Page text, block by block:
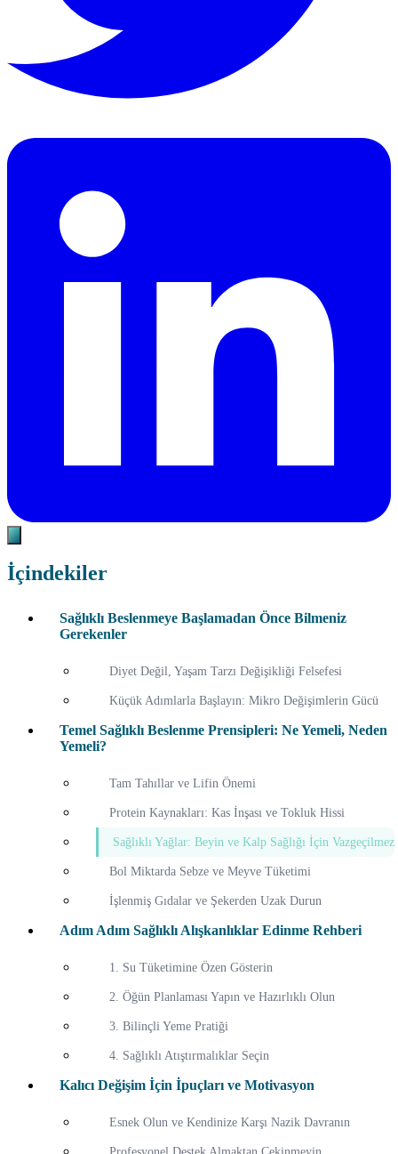
İçindekiler
Sağlıklı Beslenmeye Başlamadan Önce Bilmeniz
Gerekenler
Diyet Değil, Yaşam Tarzı Değişikliği Felsefesi
Küçük Adımlarla Başlayın: Mikro Değişimlerin Gücü
Temel Sağlıklı Beslenme Prensipleri: Ne Yemeli, Neden
Yemeli?
Tam Tahıllar ve Lifin Önemi
Protein Kaynakları: Kas İnşası ve Tokluk Hissi
Sağlıklı Yağlar: Beyin ve Kalp Sağlığı İçin Vazgeçilmez
Bol Miktarda Sebze ve Meyve Tüketimi
İşlenmiş Gıdalar ve Şekerden Uzak Durun
Adım Adım Sağlıklı Alışkanlıklar Edinme Rehberi
1. Su Tüketimine Özen Gösterin
2. Öğün Planlaması Yapın ve Hazırlıklı Olun
3. Bilinçli Yeme Pratiği
4. Sağlıklı Atıştırmalıklar Seçin
Kalıcı Değişim İçin İpuçları ve Motivasyon
Esnek Olun ve Kendinize Karşı Nazik Davranın